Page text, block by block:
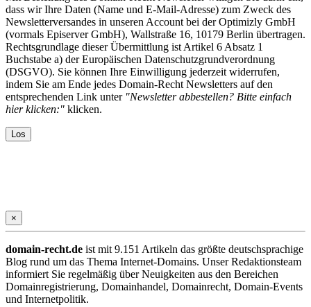
dass wir Ihre Daten (Name und E-Mail-Adresse) zum Zweck des
Newsletterversandes in unseren Account bei der Optimizly GmbH
(vormals Episerver GmbH), Wallstraße 16, 10179 Berlin übertragen.
Rechtsgrundlage dieser Übermittlung ist Artikel 6 Absatz 1
Buchstabe a) der Europäischen Datenschutzgrundverordnung
(DSGVO). Sie können Ihre Einwilligung jederzeit widerrufen,
indem Sie am Ende jedes Domain-Recht Newsletters auf den
entsprechenden Link unter "Newsletter abbestellen? Bitte einfach
hier klicken:" klicken.
×
domain-recht.de ist mit 9.151 Artikeln das größte deutschsprachige
Blog rund um das Thema Internet-Domains. Unser Redaktionsteam
informiert Sie regelmäßig über Neuigkeiten aus den Bereichen
Domainregistrierung, Domainhandel, Domainrecht, Domain-Events
und Internetpolitik.